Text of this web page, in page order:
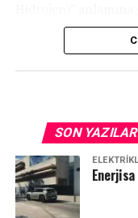
faaliyet gösterecek.
tesis, binek
uygulamaları için
elektrolizörler
Temel
Tesis, iki temel ürün
SON YAZILAR